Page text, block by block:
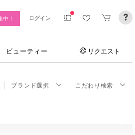
中！ ログイン
ビューティー リクエスト
ブランド選択 こだわり検索